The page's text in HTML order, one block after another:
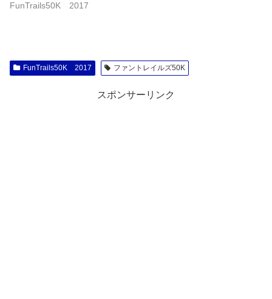
FunTrails50K 2017
FunTrails50K 2017 ファントレイルズ50K
スポンサーリンク